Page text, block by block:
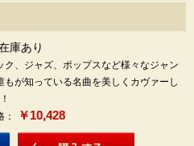
庫あり
ク、ジャズ、ポップスなど様々なジャン
もが知っている名曲を美しくカヴァーし
￥10,428